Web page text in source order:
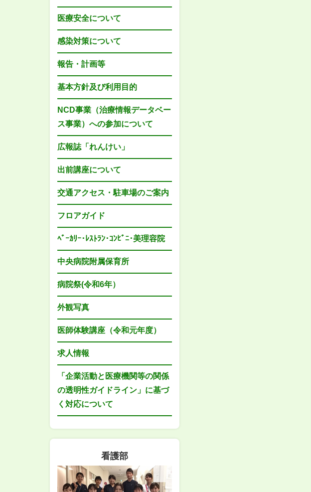
医療安全について
感染対策について
報告・計画等
基本方針及び利用目的
NCD事業（治療情報データベー
ス事業）への参加について
広報誌「れんけい」
出前講座について
交通アクセス・駐車場のご案内
フロアガイド
ﾍﾞｰｶﾘｰ･ﾚｽﾄﾗﾝ･ｺﾝﾋﾞﾆ･美理容院
中央病院附属保育所
病院祭(令和6年）
外観写真
医師体験講座（令和元年度）
求人情報
「企業活動と医療機関等の関係
の透明性ガイドライン」に基づ
く対応について
看護部